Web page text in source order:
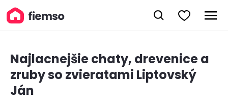
Najlacnejšie chaty, drevenice a
zruby so zvieratami Liptovský
Ján